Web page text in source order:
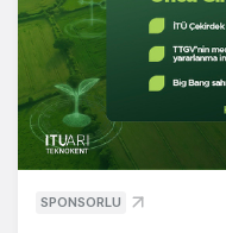
SPONSORLU